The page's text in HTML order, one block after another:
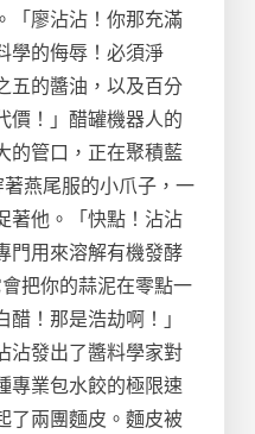
「廖沾沾！你那充滿
學的侮辱！必須淨
五的醬油，以及百分
價！」醋罐機器人的
的管口，正在聚積藍
燕尾服的小爪子，一
著他。「快點！沾沾
門用來溶解有機發酵
把你的蒜泥在零點一
！那是浩劫啊！」
沾發出了醬料學家對
專業包水餃的極限速
了兩團麵皮。麵皮被